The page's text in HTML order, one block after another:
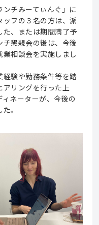
チみーてぃんぐ」に
フの３名の方は、派
、または期間満了予
懇親会の後は、今後
相談会を実施しまし
験や勤務条件等を踏
アリングを行った上
ネーターが、今後の
。